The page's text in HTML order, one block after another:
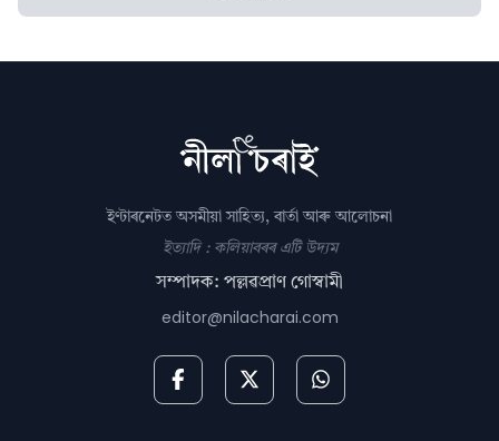
ইণ্টাৰনেটত অসমীয়া সাহিত্য, বাৰ্তা আৰু আলোচনা
ইত্যাদি : কলিয়াবৰৰ এটি উদ্যম
সম্পাদক: পল্লৱপ্ৰাণ গোস্বামী
editor@nilacharai.com